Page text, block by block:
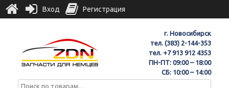
г. Новосибирск
тел. (383) 2-144-353
тел. +7 913 912 4353
ПН-ПТ: 09:00 – 18:00
СБ: 10:00 – 14:00
Вход Регистрация